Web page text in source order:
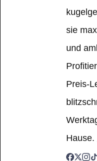
sie
und
Preis-
Hause.